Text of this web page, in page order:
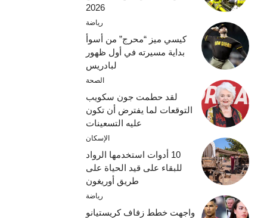
2026
رياضة
كيسي ميز “محرج” من أسوأ
بداية مسيرته في أول ظهور
لبادريس
الصحة
لقد حطمت جون سكويب
التوقعات لما يفترض أن تكون
عليه التسعينات
الإسكان
10 أدوات استخدمها الرواد
للبقاء على قيد الحياة على
طريق أوريغون
رياضة
واجهت خطط زفاف كريستيانو